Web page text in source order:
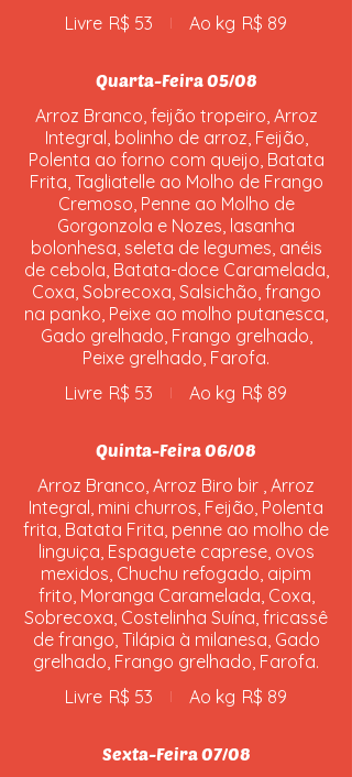
Livre R$ 53 Ao kg R$ 89
Quarta-Feira 05/08
Arroz Branco, feijão tropeiro, Arroz
Integral, bolinho de arroz, Feijão,
Polenta ao forno com queijo, Batata
Frita, Tagliatelle ao Molho de Frango
Cremoso, Penne ao Molho de
Gorgonzola e Nozes, lasanha
bolonhesa, seleta de legumes, anéis
de cebola, Batata-doce Caramelada,
Coxa, Sobrecoxa, Salsichão, frango
na panko, Peixe ao molho putanesca,
Gado grelhado, Frango grelhado,
Peixe grelhado, Farofa.
Livre R$ 53 Ao kg R$ 89
Quinta-Feira 06/08
Arroz Branco, Arroz Biro bir , Arroz
Integral, mini churros, Feijão, Polenta
frita, Batata Frita, penne ao molho de
linguiça, Espaguete caprese, ovos
mexidos, Chuchu refogado, aipim
frito, Moranga Caramelada, Coxa,
Sobrecoxa, Costelinha Suína, fricassê
de frango, Tilápia à milanesa, Gado
grelhado, Frango grelhado, Farofa.
Livre R$ 53 Ao kg R$ 89
Sexta-Feira 07/08